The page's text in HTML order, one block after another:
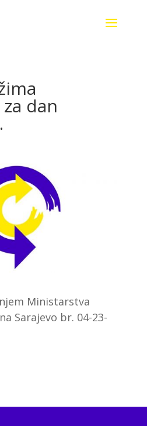
dan
Ministarstva
Sarajevo br. 04-23-